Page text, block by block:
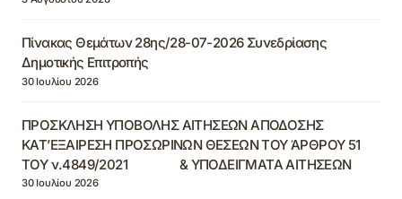
Πίνακας Θεμάτων 28ης/28-07-2026 Συνεδρίασης
Δημοτικής Επιτροπής
30 Ιουλίου 2026
ΠΡΟΣΚΛΗΣΗ ΥΠΟΒΟΛΗΣ ΑΙΤΗΣΕΩΝ ΑΠΟΔΟΣΗΣ
ΚΑΤ’ΕΞΑΙΡΕΣΗ ΠΡΟΣΩΡΙΝΩΝ ΘΕΣΕΩΝ ΤΟΥ ΆΡΘΡΟΥ 51
ΤΟΥ ν.4849/2021 & ΥΠΟΔΕΙΓΜΑΤΑ ΑΙΤΗΣΕΩΝ
30 Ιουλίου 2026